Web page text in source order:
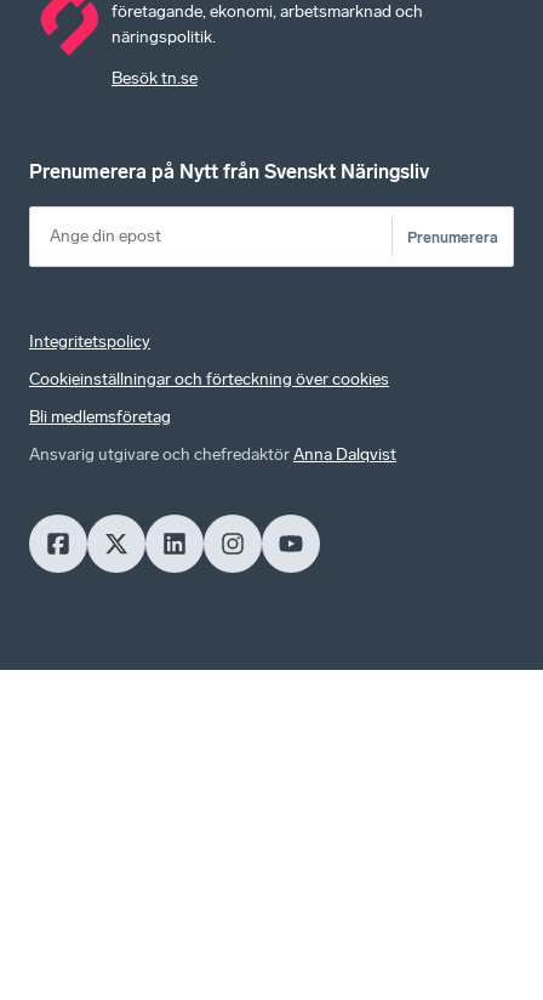
företagande, ekonomi, arbetsmarknad och
näringspolitik.
Besök tn.se
Prenumerera på Nytt från Svenskt Näringsliv
Prenumerera
Integritetspolicy
Cookieinställningar och förteckning över cookies
Bli medlemsföretag
Ansvarig utgivare och chefredaktörAnna Dalqvist